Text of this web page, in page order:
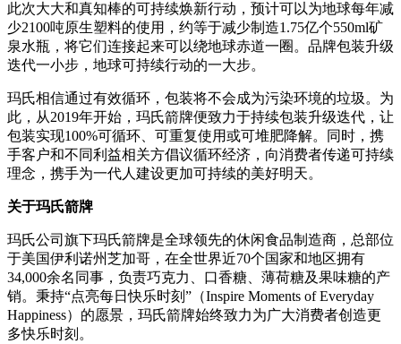
此次大大和真知棒的可持续焕新行动，预计可以为地球每年减
少2100吨原生塑料的使用，约等于减少制造1.75亿个550ml矿
泉水瓶，将它们连接起来可以绕地球赤道一圈。品牌包装升级
迭代一小步，地球可持续行动的一大步。
玛氏相信通过有效循环，包装将不会成为污染环境的垃圾。为
此，从2019年开始，玛氏箭牌便致力于持续包装升级迭代，让
包装实现100%可循环、可重复使用或可堆肥降解。同时，携
手客户和不同利益相关方倡议循环经济，向消费者传递可持续
理念，携手为一代人建设更加可持续的美好明天。
关于玛氏箭牌
玛氏公司旗下玛氏箭牌是全球领先的休闲食品制造商，总部位
于美国伊利诺州芝加哥，在全世界近70个国家和地区拥有
34,000余名同事，负责巧克力、口香糖、薄荷糖及果味糖的产
销。秉持“点亮每日快乐时刻”（Inspire Moments of Everyday
Happiness）的愿景，玛氏箭牌始终致力为广大消费者创造更
多快乐时刻。